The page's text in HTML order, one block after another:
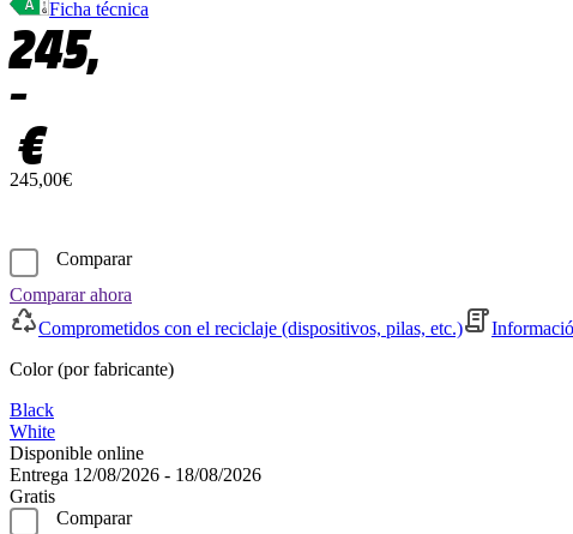
Ficha técnica
245,
–
€
245,00€
Comparar
Comparar ahora
Comprometidos con el reciclaje (dispositivos, pilas, etc.)
Color (por fabricante)
Black
White
Disponible online
Entrega 12/08/2026 - 18/08/2026
Gratis
Comparar